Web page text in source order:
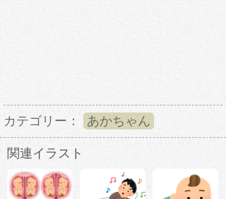
カテゴリー： あかちゃん
関連イラスト